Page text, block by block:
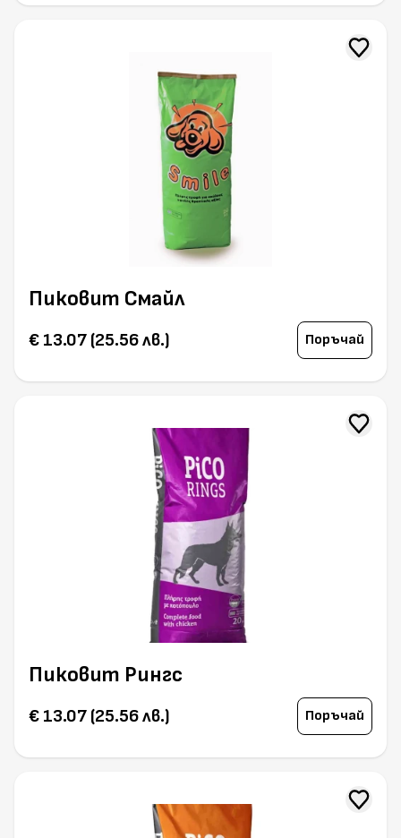
Пиковит Смайл
€ 13.07 (25.56 лв.) Поръчай
Пиковит Рингс
€ 13.07 (25.56 лв.) Поръчай